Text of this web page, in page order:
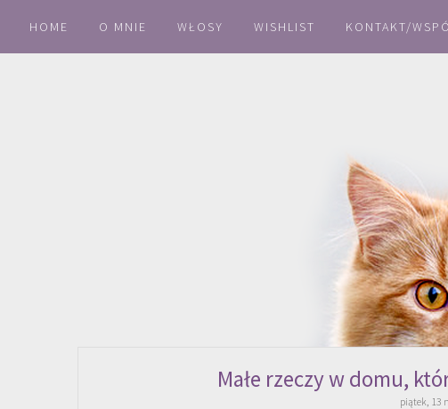
HOME O MNIE WŁOSY WISHLIST KONTAKT/
Małe rzeczy w domu,
piątek, 13